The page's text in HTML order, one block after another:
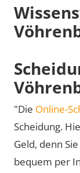
"Die Online-
Scheidung.
Geld, denn
bequem per